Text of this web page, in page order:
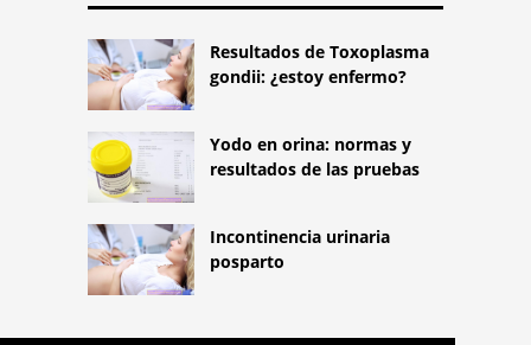
Resultados de Toxoplasma
gondii: ¿estoy enfermo?
Yodo en orina: normas y
resultados de las pruebas
Incontinencia urinaria
posparto